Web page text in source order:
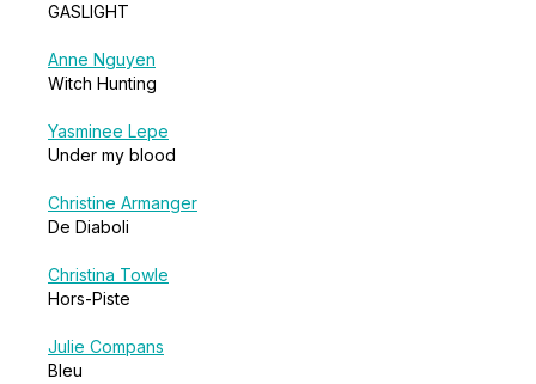
GASLIGHT
Anne Nguyen
Witch Hunting
Yasminee Lepe
Under my blood
Christine Armanger
De Diaboli
Christina Towle
Hors-Piste
Julie Compans
Bleu